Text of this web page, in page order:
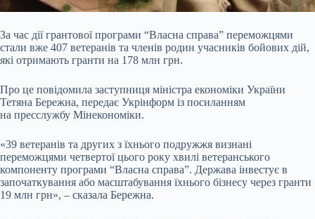
За час дії грантової програми “Власна справа” переможцями
стали вже 407 ветеранів та членів родин учасників бойових дій,
які отримають гранти на 178 млн грн.
Про це повідомила заступниця міністра економіки України
Тетяна Бережна, передає Укрінформ із посиланням
на пресслужбу Мінекономіки.
«39 ветеранів та других з їхнього подружжя визнані
переможцями четвертої цього року хвилі ветеранського
компоненту програми “Власна справа”. Держава інвестує в
започаткування або масштабування їхнього бізнесу через гранти
19 млн грн», – сказала Бережна.